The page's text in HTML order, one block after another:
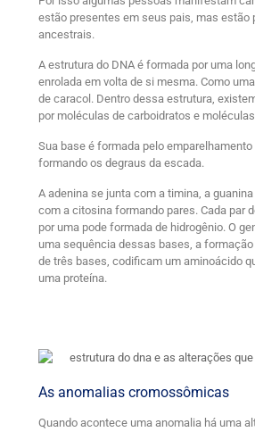
estão presentes em seus pais, mas estão
ancestrais.
A estrutura do DNA é formada por uma
enrolada em volta de si mesma. Como
de caracol. Dentro dessa estrutura,
por moléculas de carboidratos e
Sua base é formada pelo
formando os degraus da escada.
A adenina se junta com a timina, a
com a citosina formando pares. Cada par
por uma pode formada de hidrogênio. O
uma sequência dessas bases, a
de três bases, codificam um aminoácido
uma proteína.
As anomalias cromossômicas
Quando acontece uma anomalia há uma